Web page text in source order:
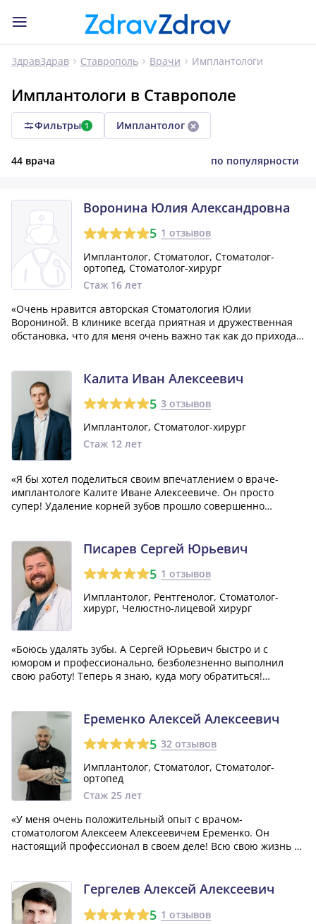
ЗдравЗдрав Ставрополь Врачи Имплантологи
Имплантологи в Ставрополе
Фильтры 1 Имплантолог
44 врача по популярности
Воронина Юлия Александровна
5 1 отзывов
Имплантолог, Стоматолог, Стоматолог-
ортопед, Стоматолог-хирург
Стаж 16 лет
«Очень нравится авторская Стоматология Юлии
Ворониной. В клинике всегда приятная и дружественная
обстановка, что для меня очень важно так как до прихода
профессионалы. На консультации Юлия Але...»
Калита Иван Алексеевич
5 3 отзывов
Имплантолог, Стоматолог-хирург
Стаж 12 лет
«Я бы хотел поделиться своим впечатлением о враче-
имплантологе Калите Иване Алексеевиче. Он просто
супер! Удаление корней зубов прошло совершенно
обращаюсь только к нему. Врач от Бога!»
Писарев Сергей Юрьевич
5 1 отзывов
Имплантолог, Рентгенолог, Стоматолог-
хирург, Челюстно-лицевой хирург
«Боюсь удалять зубы. А Сергей Юрьевич быстро и с
юмором и профессионально, безболезненно выполнил
свою работу! Теперь я знаю, куда могу обратиться!
Еременко Алексей Алексеевич
5 32 отзывов
Имплантолог, Стоматолог, Стоматолог-
ортопед
Стаж 25 лет
«У меня очень положительный опыт с врачом-
стоматологом Алексеем Алексеевичем Еременко. Он
настоящий профессионал в своем деле! Всю свою жизнь я
лечении зубов. От всей души рекомендую его!»
Гергелев Алексей Алексеевич
5 1 отзывов